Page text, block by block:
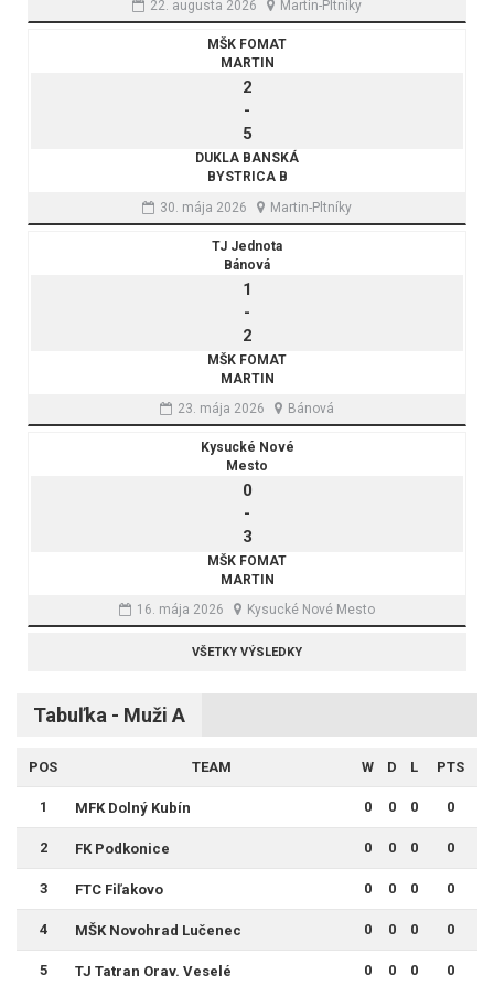
22. augusta 2026
Martin-Pltníky
MŠK FOMAT
MARTIN
2
-
5
DUKLA BANSKÁ
BYSTRICA B
30. mája 2026
Martin-Pltníky
TJ Jednota
Bánová
1
-
2
MŠK FOMAT
MARTIN
23. mája 2026
Bánová
Kysucké Nové
Mesto
0
-
3
MŠK FOMAT
MARTIN
16. mája 2026
Kysucké Nové Mesto
VŠETKY VÝSLEDKY
Tabuľka - Muži A
POS TEAM W D L PTS
1 MFK Dolný Kubín 0 0 0 0
2 FK Podkonice 0 0 0 0
3 FTC Fiľakovo 0 0 0 0
4 MŠK Novohrad Lučenec 0 0 0 0
5 TJ Tatran Orav. Veselé 0 0 0 0